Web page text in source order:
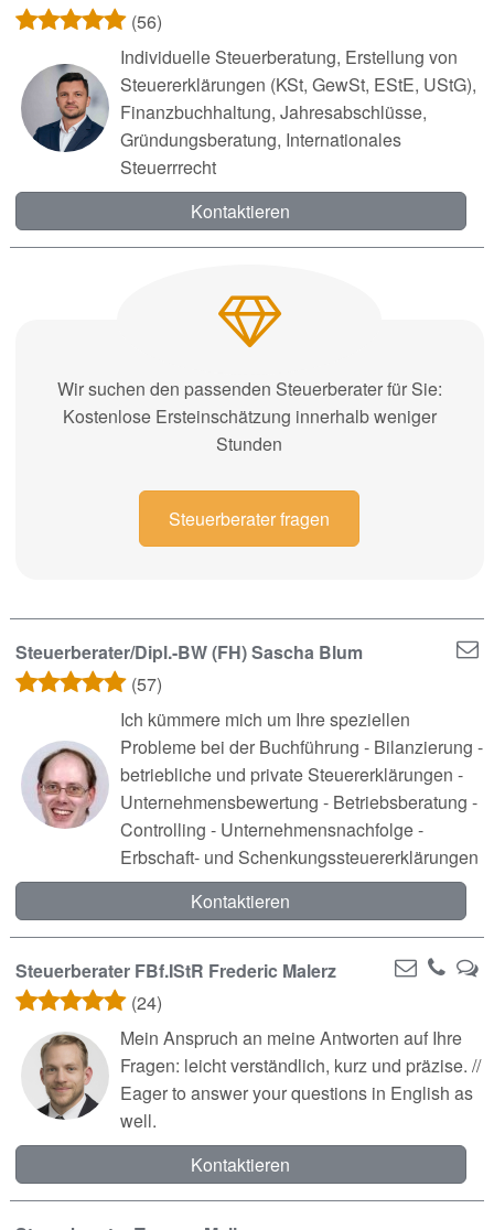
(56)
Individuelle Steuerberatung, Erstellung von
Steuererklärungen (KSt, GewSt, EStE, UStG),
Finanzbuchhaltung, Jahresabschlüsse,
Gründungsberatung, Internationales
Steuerrrecht
Kontaktieren
Wir suchen den passenden Steuerberater für Sie:
Kostenlose Ersteinschätzung innerhalb weniger
Stunden
Steuerberater fragen
Steuerberater/Dipl.-BW (FH) Sascha Blum
(57)
Ich kümmere mich um Ihre speziellen
Probleme bei der Buchführung - Bilanzierung -
betriebliche und private Steuererklärungen -
Unternehmensbewertung - Betriebsberatung -
Controlling - Unternehmensnachfolge -
Erbschaft- und Schenkungssteuererklärungen
Kontaktieren
Steuerberater FBf.IStR Frederic Malerz
(24)
Mein Anspruch an meine Antworten auf Ihre
Fragen: leicht verständlich, kurz und präzise. //
Eager to answer your questions in English as
well.
Kontaktieren